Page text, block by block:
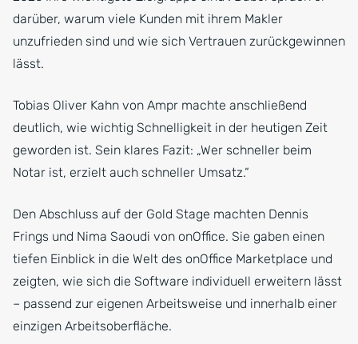
darüber, warum viele Kunden mit ihrem Makler
unzufrieden sind und wie sich Vertrauen zurückgewinnen
lässt.
Tobias Oliver Kahn von Ampr machte anschließend
deutlich, wie wichtig Schnelligkeit in der heutigen Zeit
geworden ist. Sein klares Fazit: „Wer schneller beim
Notar ist, erzielt auch schneller Umsatz.“
Den Abschluss auf der Gold Stage machten Dennis
Frings und Nima Saoudi von onOffice. Sie gaben einen
tiefen Einblick in die Welt des onOffice Marketplace und
zeigten, wie sich die Software individuell erweitern lässt
– passend zur eigenen Arbeitsweise und innerhalb einer
einzigen Arbeitsoberfläche.